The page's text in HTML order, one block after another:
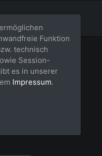
ist
Funktion
technisch
Session-
es in unserer
Impressum.